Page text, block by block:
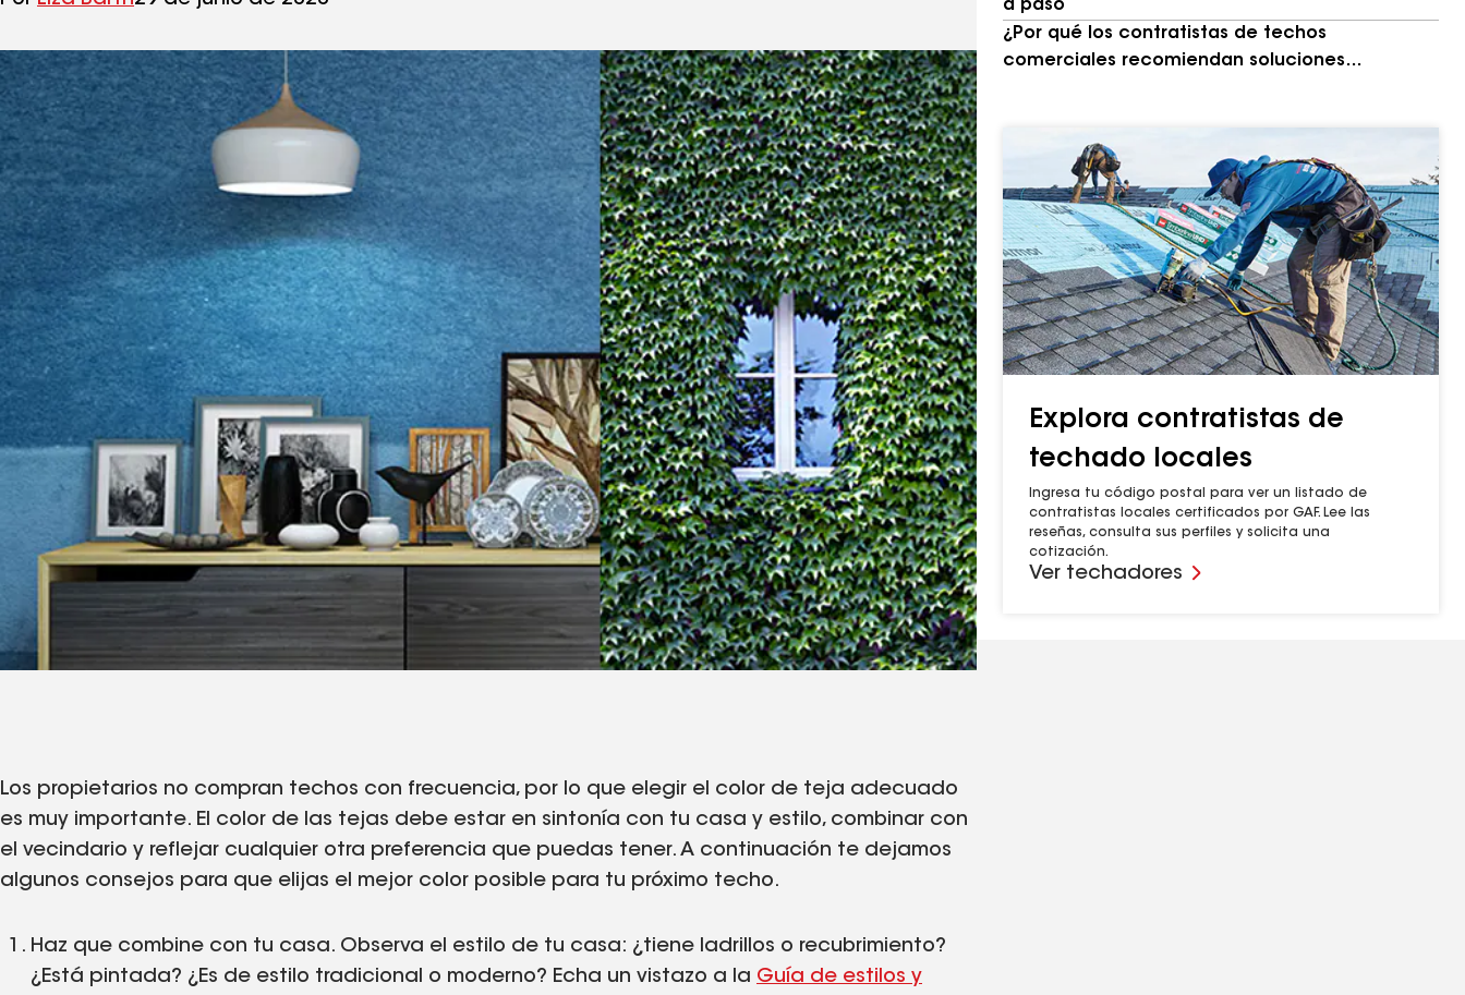
Los propietarios no compran techos con frecuencia, por lo que elegir el color de teja adecuado
es muy importante. El color de las tejas debe estar en sintonía con tu casa y estilo, combinar con
el vecindario y reflejar cualquier otra preferencia que puedas tener. A continuación te dejamos
algunos consejos para que elijas el mejor color posible para tu próximo techo.
Haz que combine con tu casa. Observa el estilo de tu casa: ¿tiene ladrillos o recubrimiento?
¿Está pintada? ¿Es de estilo tradicional o moderno? Echa un vistazo a la Guía de estilos y
a paso
¿Por qué los contratistas de techos
comerciales recomiendan soluciones
Explora contratistas de
techado locales
Ingresa tu código postal para ver un listado de
contratistas locales certificados por GAF. Lee las
reseñas, consulta sus perfiles y solicita una
cotización.
Ver techadores